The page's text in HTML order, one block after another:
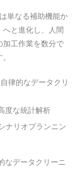
単なる補助機能か
へと進化し、人間
加工作業を数分で
律的なデータクリ
度な統計解析
ナリオプランニン
なデータクリーニ